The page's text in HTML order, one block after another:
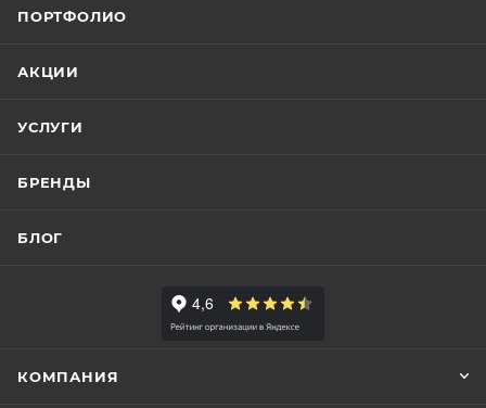
ПОРТФОЛИО
АКЦИИ
УСЛУГИ
БРЕНДЫ
БЛОГ
КОМПАНИЯ